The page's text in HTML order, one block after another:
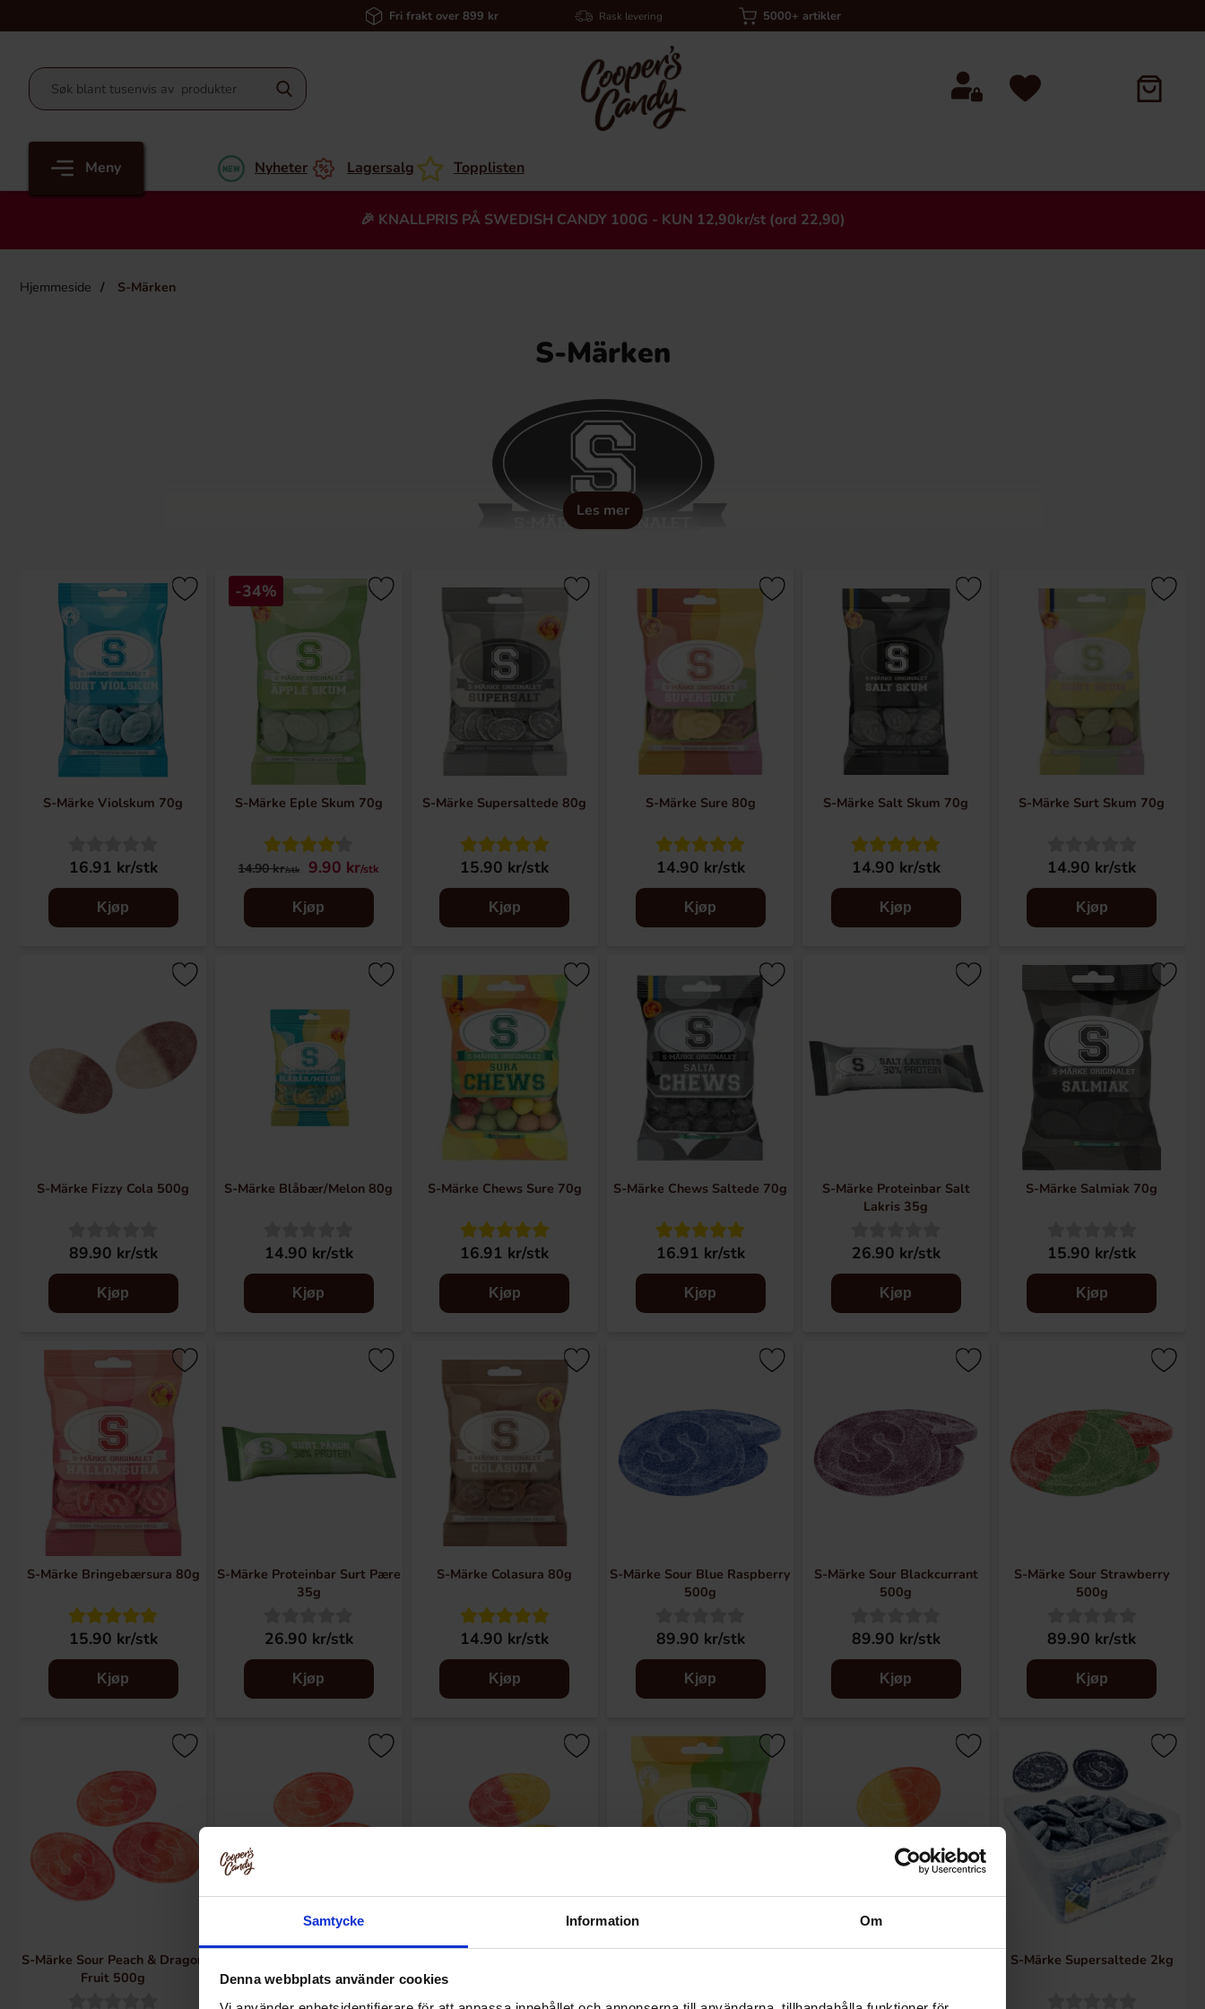
Samtycke Information Om
Denna webbplats använder cookies
Fri frakt over 899 kr Rask levering 5000+ artikler
Meny Nyheter Lagersalg Topplisten
🎉 KNALLPRIS PÅ SWEDISH CANDY 100G - KUN 12,90kr/st (ord 22,90)
Hjemmeside S-Märken
S-Märken
Les mer
påsar.
S-Märke Violskum 70g
16.91 kr/stk
Kjøp
-34%
S-Märke Eple Skum 70g
14.90 kr/stk 9.90 kr/stk
Kjøp
S-Märke Supersaltede 80g
15.90 kr/stk
Kjøp
S-Märke Sure 80g
14.90 kr/stk
Kjøp
S-Märke Salt Skum 70g
14.90 kr/stk
Kjøp
S-Märke Surt Skum 70g
14.90 kr/stk
Kjøp
S-Märke Fizzy Cola 500g
89.90 kr/stk
Kjøp
S-Märke Blåbær/Melon 80g
14.90 kr/stk
Kjøp
S-Märke Chews Sure 70g
16.91 kr/stk
Kjøp
S-Märke Chews Saltede 70g
16.91 kr/stk
Kjøp
S-Märke Proteinbar Salt
Lakris 35g
26.90 kr/stk
Kjøp
S-Märke Salmiak 70g
15.90 kr/stk
Kjøp
S-Märke Bringebærsura 80g
15.90 kr/stk
Kjøp
S-Märke Proteinbar Surt Pære
35g
26.90 kr/stk
Kjøp
S-Märke Colasura 80g
14.90 kr/stk
Kjøp
S-Märke Sour Blue Raspberry
500g
89.90 kr/stk
Kjøp
S-Märke Sour Blackcurrant
500g
89.90 kr/stk
Kjøp
S-Märke Sour Strawberry
500g
89.90 kr/stk
Kjøp
S-Märke Sour Peach & Dragon
Fruit 500g
S-Märke Supersaltede 2kg